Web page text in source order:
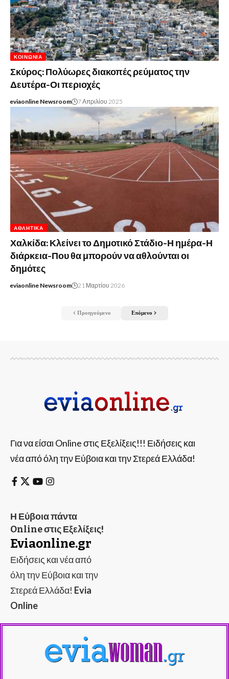
ΚΟΙΝΩΝΊΑ
Σκύρος: Πολύωρες διακοπές ρεύματος την
Δευτέρα-Οι περιοχές
eviaonline Newsroom 7 Απριλίου 2025
ΑΘΛΗΤΙΚΆ
Χαλκίδα: Κλείνει το Δημοτικό Στάδιο-Η ημέρα-Η
διάρκεια-Που θα μπορούν να αθλούνται οι
δημότες
eviaonline Newsroom 21 Μαρτίου 2026
Προηγούμενο Επόμενο
Για να είσαι Online στις Εξελίξεις!!! Ειδήσεις και
νέα από όλη την Εύβοια και την Στερεά Ελλάδα!
Η Εύβοια πάντα
Online στις Εξελίξεις!
Eviaonline.gr
Ειδήσεις και νέα από
όλη την Εύβοια και την
Στερεά Ελλάδα! Evia
Online